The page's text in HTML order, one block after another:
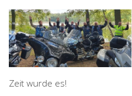
Zeit wurde es!